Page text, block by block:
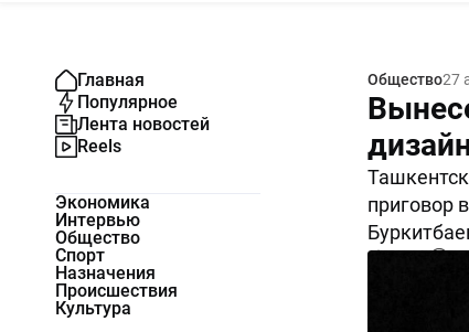
Главная
Популярное
Лента новостей
Reels
Экономика
Интервью
Общество
Спорт
Назначения
Происшествия
Культура
Общество27
приговор